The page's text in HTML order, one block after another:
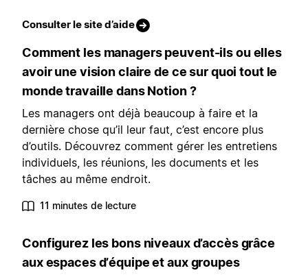
Consulter le site d’aide
Comment les managers peuvent-ils ou elles
avoir une vision claire de ce sur quoi tout le
monde travaille dans Notion ?
Les managers ont déjà beaucoup à faire et la
dernière chose qu’il leur faut, c’est encore plus
d’outils. Découvrez comment gérer les entretiens
individuels, les réunions, les documents et les
tâches au même endroit.
11 minutes de lecture
Configurez les bons niveaux d’accès grâce
aux espaces d’équipe et aux groupes